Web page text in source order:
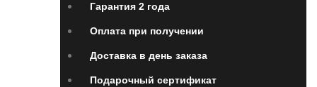
Гарантия 2 года
Оплата при получении
Доставка в день заказа
Подарочный сертификат